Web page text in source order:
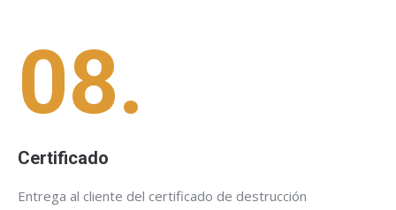
08.
Certificado
Entrega al cliente del certificado de destrucción